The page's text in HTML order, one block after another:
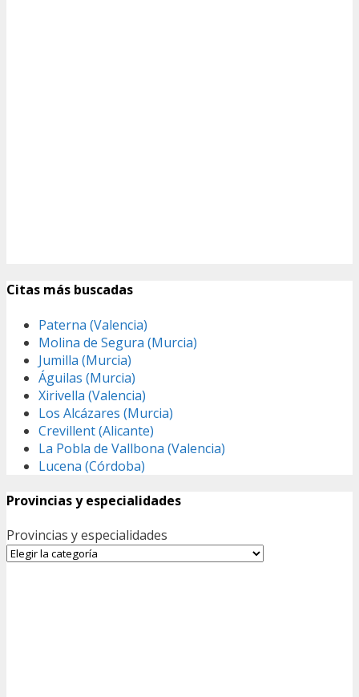
Citas más buscadas
Paterna (Valencia)
Molina de Segura (Murcia)
Jumilla (Murcia)
Águilas (Murcia)
Xirivella (Valencia)
Los Alcázares (Murcia)
Crevillent (Alicante)
La Pobla de Vallbona (Valencia)
Lucena (Córdoba)
Provincias y especialidades
Provincias y especialidades